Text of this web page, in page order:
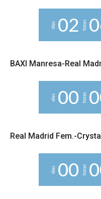
días 02 horas 0
BAXI Manresa-Real
días 00 horas 0
Real Madrid Fem.-
días 00 horas 0